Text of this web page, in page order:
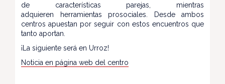
de características parejas, mientras
adquieren herramientas prosociales. Desde ambos
centros apuestan por seguir con estos encuentros que
tanto aportan.
¡La siguiente será en Urroz!
Noticia en página web del centro